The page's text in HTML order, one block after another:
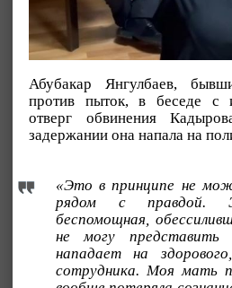
Абубакар Янгулбаев,
против пыток, в беседе с
отверг обвинения
задержании она напала на
«Это в принципе не
рядом с правдой.
беспомощная,
не могу представить
нападает на
сотрудника. Моя мать